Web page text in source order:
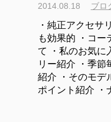
2014.08.18 ブロ
・純正アクセサ
も効果的 ・コー
て ・私のお気に
リー紹介 ・季節
紹介 ・そのモデ
ポイント紹介 ・